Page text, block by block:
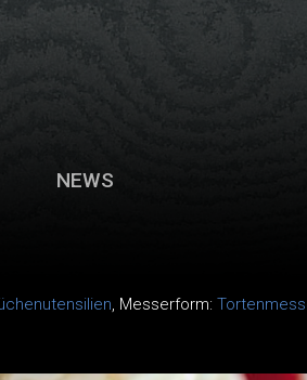
NEWS
, Messerform: